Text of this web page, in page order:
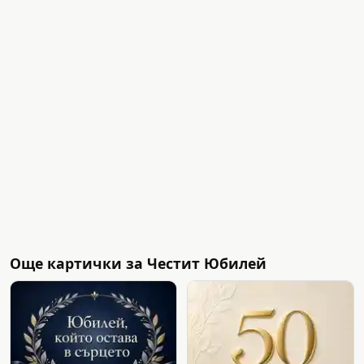
Още картички за Честит Юбилей